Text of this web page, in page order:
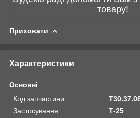
товару!
Приховати
Характеристики
Основні
Код запчастини
Застосування
Т-25